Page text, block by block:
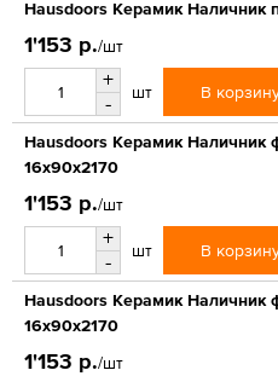
Hausdoors Керамик Наличник
1'153 р./шт
+
-
шт В
Hausdoors Керамик Наличник
16x90x2170
1'153 р./шт
+
-
шт В
Hausdoors Керамик Наличник
16x90x2170
1'153 р./шт